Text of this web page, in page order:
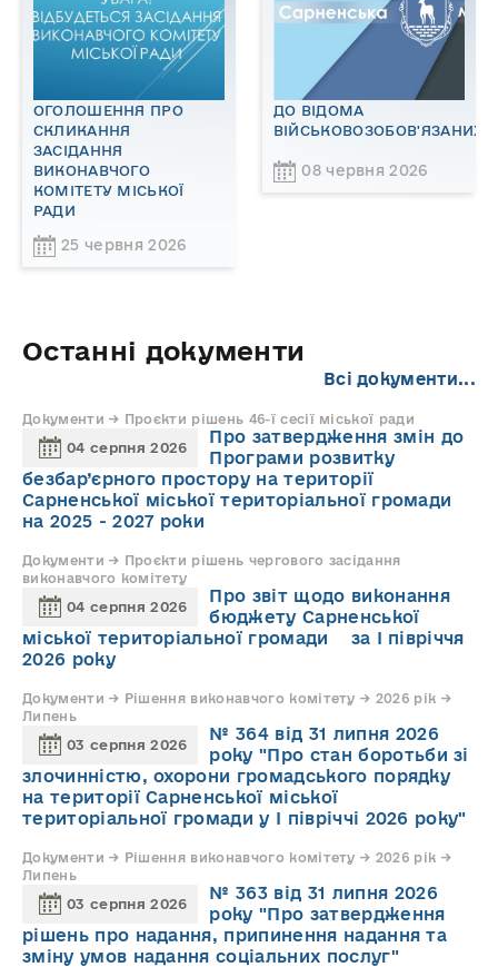
ОГОЛОШЕННЯ ПРО
СКЛИКАННЯ
ЗАСІДАННЯ
ВИКОНАВЧОГО
КОМІТЕТУ МІСЬКОЇ
РАДИ
25 червня 2026
ДО ВІДОМА
ВІЙСЬКОВОЗОБОВ'ЯЗАНИХ!
08 червня 2026
Останні документи
Всі документи...
Документи → Проєкти рішень 46-ї сесії міської ради
04 серпня 2026
Про затвердження змін до
Програми розвитку
безбар’єрного простору на території
Сарненської міської територіальної громади
на 2025 - 2027 роки
Документи → Проєкти рішень чергового засідання
виконавчого комітету
04 серпня 2026
Про звіт щодо виконання
бюджету Сарненської
міської територіальної громади за І півріччя
2026 року
Документи → Рішення виконавчого комітету → 2026 рік →
Липень
03 серпня 2026
№ 364 від 31 липня 2026
року "Про стан боротьби зі
злочинністю, охорони громадського порядку
на території Сарненської міської
територіальної громади у І півріччі 2026 року"
Документи → Рішення виконавчого комітету → 2026 рік →
Липень
03 серпня 2026
№ 363 від 31 липня 2026
року "Про затвердження
рішень про надання, припинення надання та
зміну умов надання соціальних послуг"